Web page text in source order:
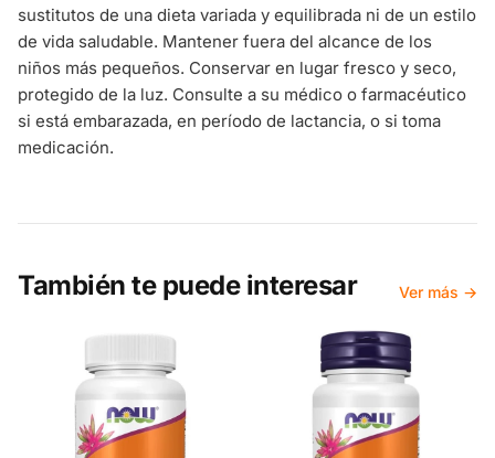
sustitutos de una dieta variada y equilibrada ni de un estilo
de vida saludable. Mantener fuera del alcance de los
niños más pequeños. Conservar en lugar fresco y seco,
protegido de la luz. Consulte a su médico o farmacéutico
si está embarazada, en período de lactancia, o si toma
medicación.
También te puede interesar Ver más →